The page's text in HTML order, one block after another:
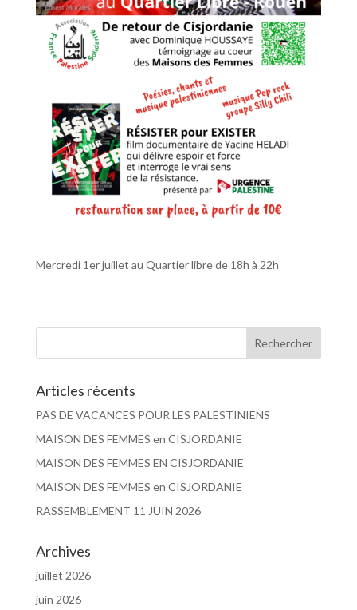
Mercredi 1er juillet au Quartier libre de 18h à 22h
Articles récents
PAS DE VACANCES POUR LES PALESTINIENS
MAISON DES FEMMES en CISJORDANIE
MAISON DES FEMMES EN CISJORDANIE
MAISON DES FEMMES en CISJORDANIE
RASSEMBLEMENT 11 JUIN 2026
Archives
juillet 2026
juin 2026